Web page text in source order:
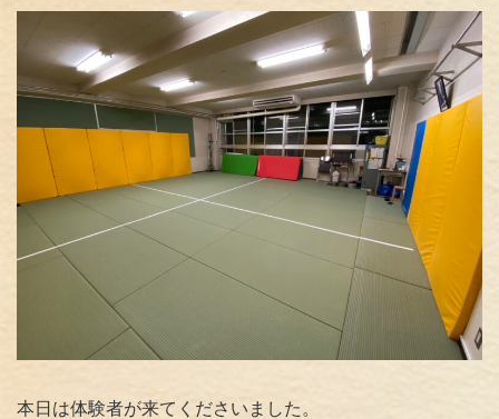
本日は体験者が来てくださいました。